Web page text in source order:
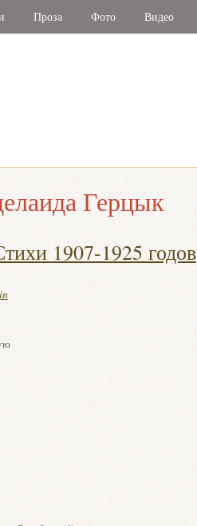
Проза Фото Видео
Герцык
1907-1925 годов